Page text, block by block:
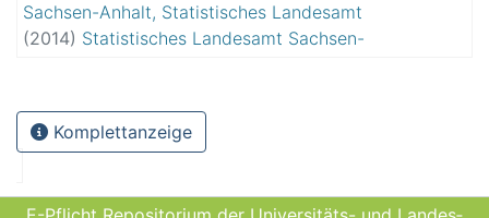
Sachsen-Anhalt, Statistisches Landesamt
(2014) Statistisches Landesamt Sachsen-
Komplettanzeige